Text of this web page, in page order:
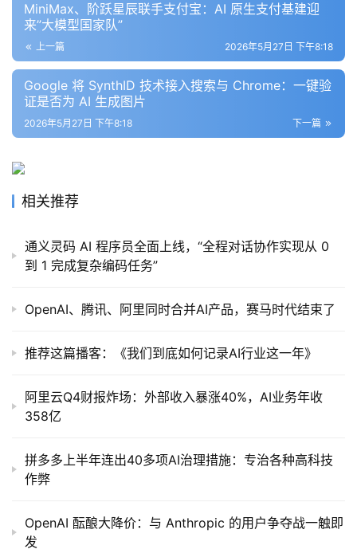
MiniMax、阶跃星辰联手支付宝：AI 原生支付基建迎
来”大模型国家队”
上一篇 2026年5月27日 下午8:18
Google 将 SynthID 技术接入搜索与 Chrome：一键验
证是否为 AI 生成图片
下一篇
2026年5月27日 下午8:18
相关推荐
通义灵码 AI 程序员全面上线，“全程对话协作实现从 0
到 1 完成复杂编码任务”
OpenAI、腾讯、阿里同时合并AI产品，赛马时代结束了
推荐这篇播客：《我们到底如何记录AI行业这一年》
阿里云Q4财报炸场：外部收入暴涨40%，AI业务年收
358亿
拼多多上半年连出40多项AI治理措施：专治各种高科技
作弊
OpenAI 酝酿大降价：与 Anthropic 的用户争夺战一触即
发